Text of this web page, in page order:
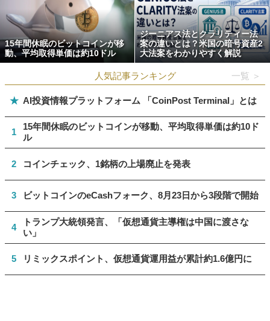
15年間休眠のビットコインが移
動、平均取得単価は約10ドル
ジーニアス法とクラリティー法
案の違いとは？米国の暗号資産2
大法案をわかりやすく解説
人気記事ランキング 一覧 ＞
★ AI投資情報プラットフォーム 「CoinPost Terminal」とは
1
15年間休眠のビットコインが移動、平均取得単価は約10ド
ル
2 コインチェック、1銘柄の上場廃止を発表
3 ビットコインのeCashフォーク、8月23日から3段階で開始
4
トランプ大統領発言、「仮想通貨主導権は中国に渡さな
い」
5 リミックスポイント、仮想通貨運用益が累計約1.6億円に